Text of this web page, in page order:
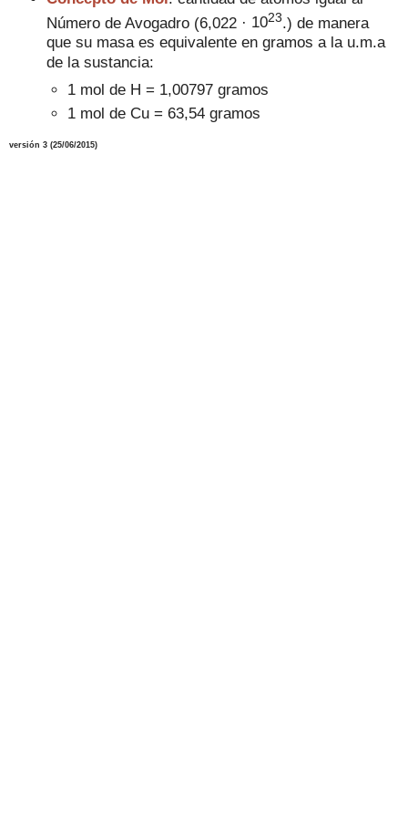
Número de Avogadro (6,022 · 1023 .) de manera
que su masa es equivalente en gramos a la u.m.a
de la sustancia:
1 mol de H = 1,00797 gramos
1 mol de Cu = 63,54 gramos
versión 3 (25/06/2015)